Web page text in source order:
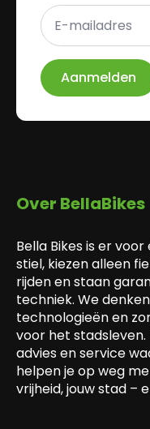
E-
mailadres
*
Aanmelden
Over BellaBikes
Bella Bikes is er
stiel, kiezen alleen
rijden en staan
techniek. We
technologieën en
voor het stadsleven.
advies en service
helpen je op weg
vrijheid, jouw stad –